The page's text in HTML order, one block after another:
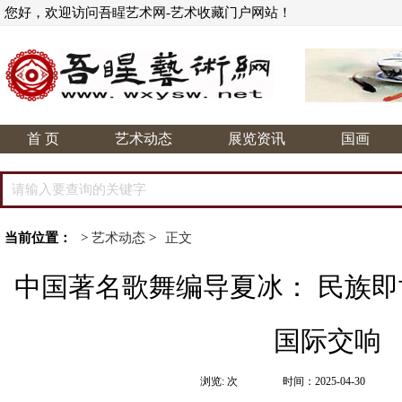
您好，欢迎访问吾睲艺术网-艺术收藏门户网站！
首 页 艺术动态 展览资讯 国画
当前位置： > 艺术动态 > 正文
中国著名歌舞编导夏冰： 民族
国际交响
时间：2025-04-30
浏览: 次